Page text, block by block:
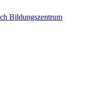
Bildungszentrum